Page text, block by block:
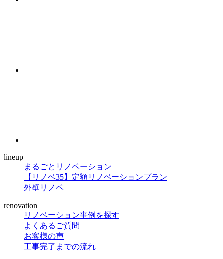
lineup
まるごとリノベーション
【リノベ35】定額リノベーションプラン
外壁リノベ
renovation
リノベーション事例を探す
よくあるご質問
お客様の声
工事完了までの流れ